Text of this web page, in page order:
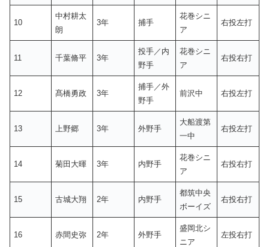
10
中村耕太
朗
3年 捕手
花巻シニ
ア
右投左打
11 千葉脩平 3年
投手／内
野手
花巻シニ
ア
右投右打
12 髙橋勇政 3年
捕手／外
野手
前沢中 右投左打
13 上野郷 3年 外野手
大船渡第
一中
右投左打
14 菊田大暉 3年 内野手
花巻シニ
ア
右投右打
15 古城大翔 2年 内野手
都筑中央
ボーイズ
右投右打
16 赤間史弥 2年 外野手
盛岡北シ
ニア
左投右打